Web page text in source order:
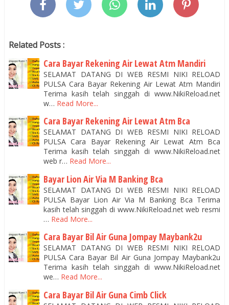
Related Posts :
Cara Bayar Rekening Air Lewat Atm Mandiri
SELAMAT DATANG DI WEB RESMI NIKI RELOAD
PULSA Cara Bayar Rekening Air Lewat Atm Mandiri
Terima kasih telah singgah di www.NikiReload.net
w… Read More...
Cara Bayar Rekening Air Lewat Atm Bca
SELAMAT DATANG DI WEB RESMI NIKI RELOAD
PULSA Cara Bayar Rekening Air Lewat Atm Bca
Terima kasih telah singgah di www.NikiReload.net
web r… Read More...
Bayar Lion Air Via M Banking Bca
SELAMAT DATANG DI WEB RESMI NIKI RELOAD
PULSA Bayar Lion Air Via M Banking Bca Terima
kasih telah singgah di www.NikiReload.net web resmi
… Read More...
Cara Bayar Bil Air Guna Jompay Maybank2u
SELAMAT DATANG DI WEB RESMI NIKI RELOAD
PULSA Cara Bayar Bil Air Guna Jompay Maybank2u
Terima kasih telah singgah di www.NikiReload.net
we… Read More...
Cara Bayar Bil Air Guna Cimb Click